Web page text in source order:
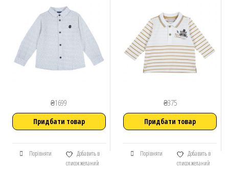
₴1699
Придбати товар
Порівняти
Добавить в
список желаний
₴375
Придбати товар
Порівняти
Добавить в
список желаний